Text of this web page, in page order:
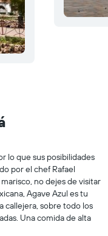
lo que sus posibilidades
por el chef Rafael
no dejes de visitar
Agave Azul es tu
callejera, sobre todo los
Una comida de alta